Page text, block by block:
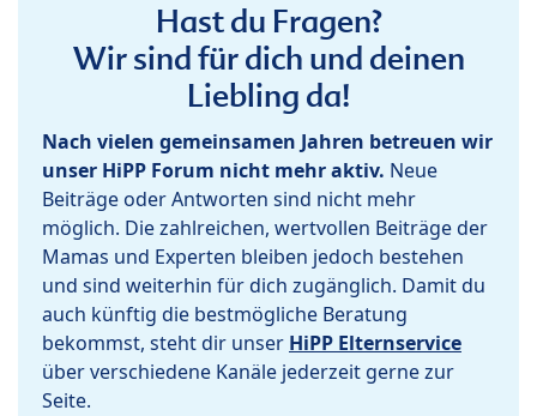
Hast du Fragen?
Wir sind für dich und deinen
Liebling da!
Nach vielen gemeinsamen Jahren betreuen wir
unser HiPP Forum nicht mehr aktiv. Neue
Beiträge oder Antworten sind nicht mehr
möglich. Die zahlreichen, wertvollen Beiträge der
Mamas und Experten bleiben jedoch bestehen
und sind weiterhin für dich zugänglich. Damit du
auch künftig die bestmögliche Beratung
bekommst, steht dir unser HiPP Elternservice
über verschiedene Kanäle jederzeit gerne zur
Seite.